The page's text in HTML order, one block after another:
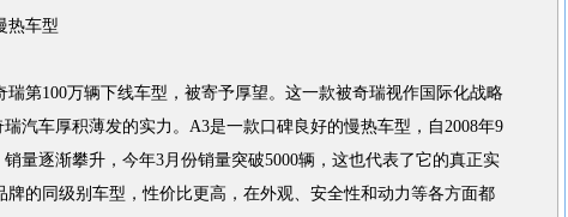
车型
100万辆下线车型，被寄予厚望。这一款被奇瑞视作国际化战略
汽车厚积薄发的实力。A3是一款口碑良好的慢热车型，自2008年9
销量逐渐攀升，今年3月份销量突破5000辆，这也代表了它的真正实
牌的同级别车型，性价比更高，在外观、安全性和动力等各方面都